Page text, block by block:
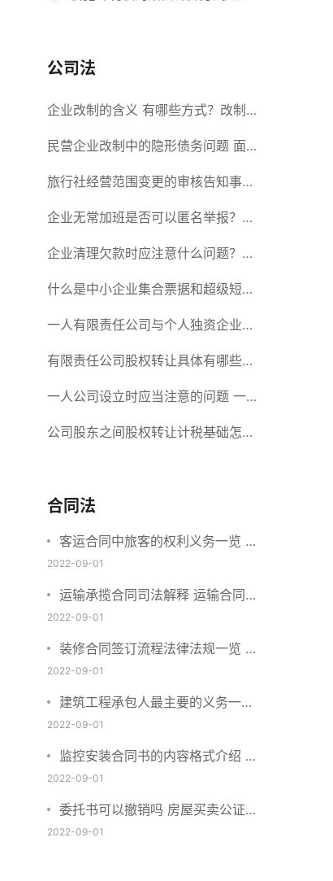
间？
公司法
企业改制的含义 有哪些方式？改制
后国企员工属于什么性质？
民营企业改制中的隐形债务问题 面
对隐形债务问题应该如何解决？
旅行社经营范围变更的审核告知事项
旅游业的发展现状和趋势
企业无常加班是否可以匿名举报？强
制加班公司没有加班费怎么办？
企业清理欠款时应注意什么问题？企
业短期借款需要注意哪些事项？
什么是中小企业集合票据和超级短期
融资券？一起来了解一下吧！
一人有限责任公司与个人独资企业的
区别 这些知识你都知道吗？
有限责任公司股权转让具体有哪些形
式？来了解下这五种形式
一人公司设立时应当注意的问题 一
人公司的特征
公司股东之间股权转让计税基础怎么
合什么要件？
合同法
客运合同中旅客的权利义务一览 主
要包括这些内容
2022-09-01
运输承揽合同司法解释 运输合同中
承运人的义务有哪些
2022-09-01
装修合同签订流程法律法规一览 律
师解答
2022-09-01
建筑工程承包人最主要的义务一览
承包合同内容介绍
2022-09-01
监控安装合同书的内容格式介绍 一
般包括这些条款
2022-09-01
委托书可以撤销吗 房屋买卖公证可
否撤销
2022-09-01